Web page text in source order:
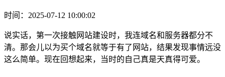
时间：2025-07-12 10:00:02
说实话，第一次接触网站建设时，我连域名和服务器都分不
清。那会儿以为买个域名就等于有了网站，结果发现事情远没
这么简单。现在回想起来，当时的自己真是天真得可爱。